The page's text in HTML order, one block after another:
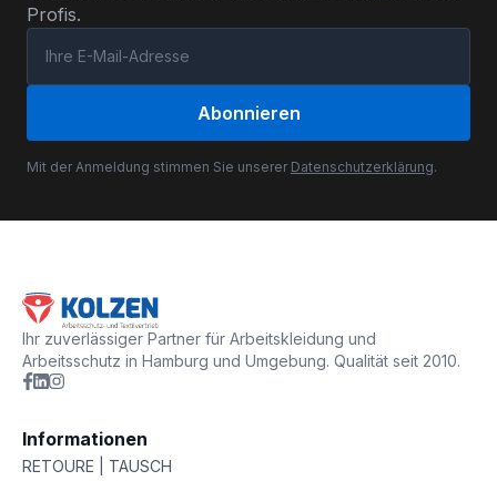
Profis.
Abonnieren
Mit der Anmeldung stimmen Sie unserer Datenschutzerklärung.
Ihr zuverlässiger Partner für Arbeitskleidung und
Arbeitsschutz in Hamburg und Umgebung. Qualität seit 2010.
Informationen
RETOURE | TAUSCH